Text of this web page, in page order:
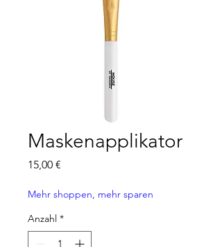
Maskenapplikator
15,00 €
Mehr shoppen, mehr sparen
Anzahl *